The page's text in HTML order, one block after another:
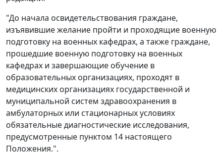
"До начала освидетельствования граждане,
изъявившие желание пройти и проходящие военную
подготовку на военных кафедрах, а также граждане,
прошедшие военную подготовку на военных
кафедрах и завершающие обучение в
образовательных организациях, проходят в
медицинских организациях государственной и
муниципальной систем здравоохранения в
амбулаторных или стационарных условиях
обязательные диагностические исследования,
предусмотренные пунктом 14 настоящего
Положения.".